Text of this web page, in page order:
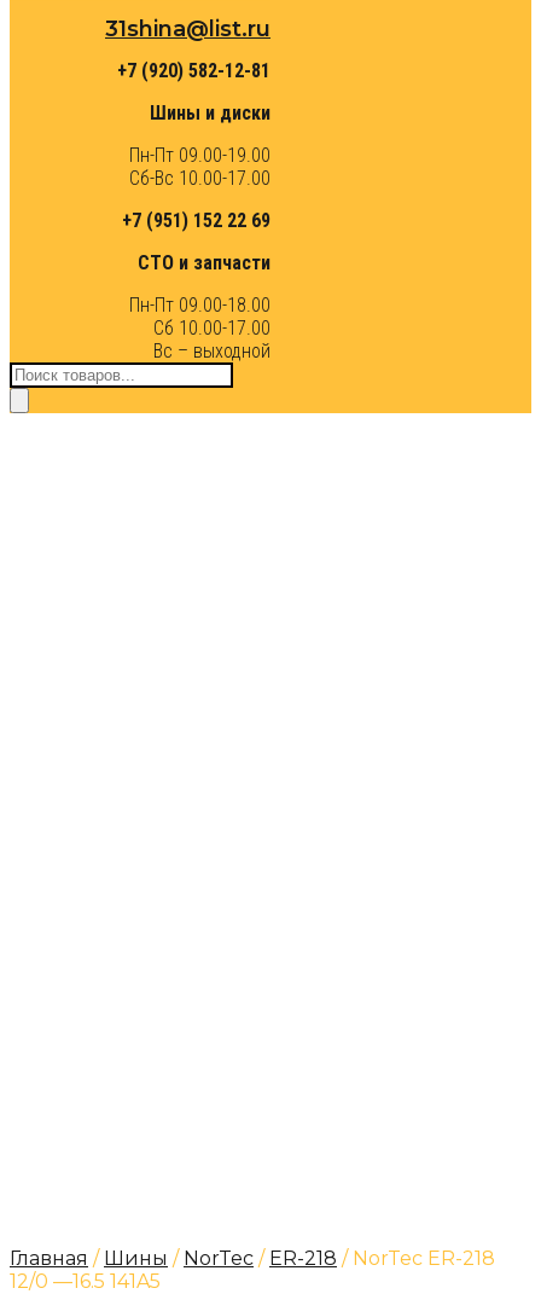
31shina@list.ru
+7 (920) 582-12-81
Шины и диски
Пн-Пт 09.00-19.00
Сб-Вс 10.00-17.00
+7 (951) 152 22 69
СТО и запчасти
Пн-Пт 09.00-18.00
Сб 10.00-17.00
Вс – выходной
Поиск
товаров
Главная / Шины / NorTec / ER-218 / NorTec ER-218
12/0 —16.5 141A5